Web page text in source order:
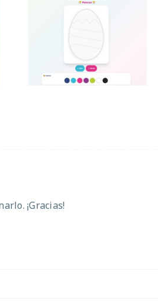
Decora el huevo de
Pascua
¡Gracias!